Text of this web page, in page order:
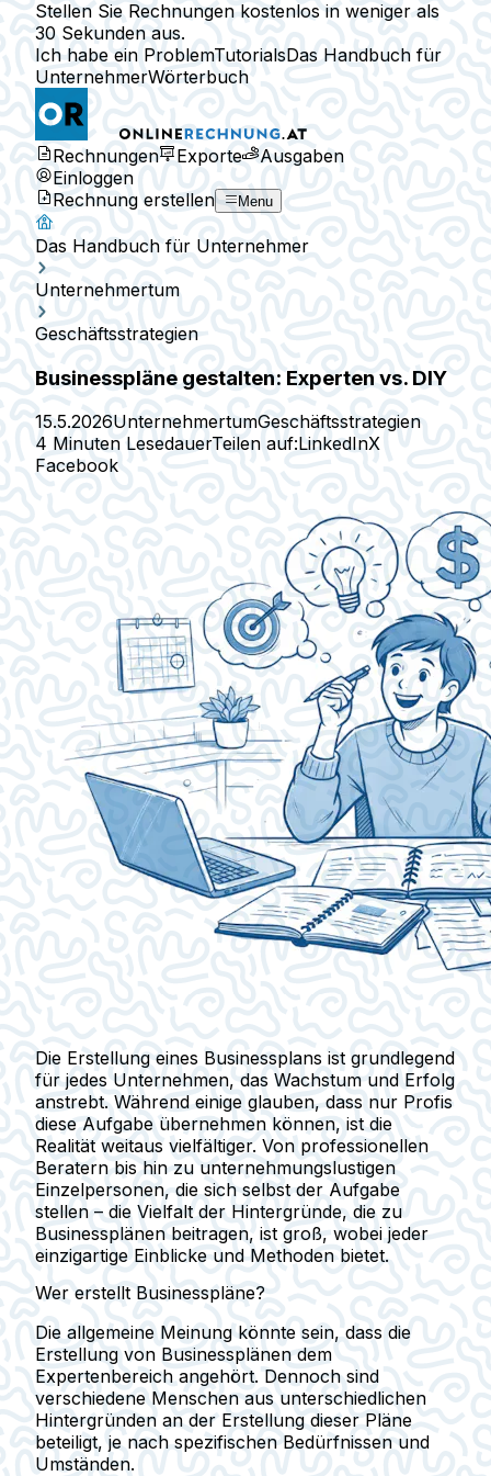
Stellen Sie Rechnungen kostenlos in weniger als
30 Sekunden aus.
Ich habe ein ProblemTutorialsDas Handbuch für
UnternehmerWörterbuch
Rechnungen Exporte
Ausgaben
Einloggen
Rechnung erstellen
Menu
Das Handbuch für Unternehmer
Unternehmertum
Geschäftsstrategien
Businesspläne gestalten: Experten vs. DIY
15.5.2026UnternehmertumGeschäftsstrategien
4 Minuten LesedauerTeilen auf:LinkedInX
Facebook
Die Erstellung eines Businessplans ist grundlegend
für jedes Unternehmen, das Wachstum und Erfolg
anstrebt. Während einige glauben, dass nur Profis
diese Aufgabe übernehmen können, ist die
Realität weitaus vielfältiger. Von professionellen
Beratern bis hin zu unternehmungslustigen
Einzelpersonen, die sich selbst der Aufgabe
stellen – die Vielfalt der Hintergründe, die zu
Businessplänen beitragen, ist groß, wobei jeder
einzigartige Einblicke und Methoden bietet.
Wer erstellt Businesspläne?
Die allgemeine Meinung könnte sein, dass die
Erstellung von Businessplänen dem
Expertenbereich angehört. Dennoch sind
verschiedene Menschen aus unterschiedlichen
Hintergründen an der Erstellung dieser Pläne
beteiligt, je nach spezifischen Bedürfnissen und
Umständen.